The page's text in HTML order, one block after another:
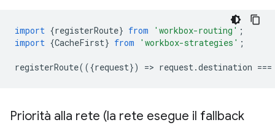
import {registerRoute} from 'workbox-routing' ;
import {CacheFirst} from 'workbox-strategies' ;
registerRoute(({request}) => request.destination ===
Priorità alla rete (la rete esegue il fallback